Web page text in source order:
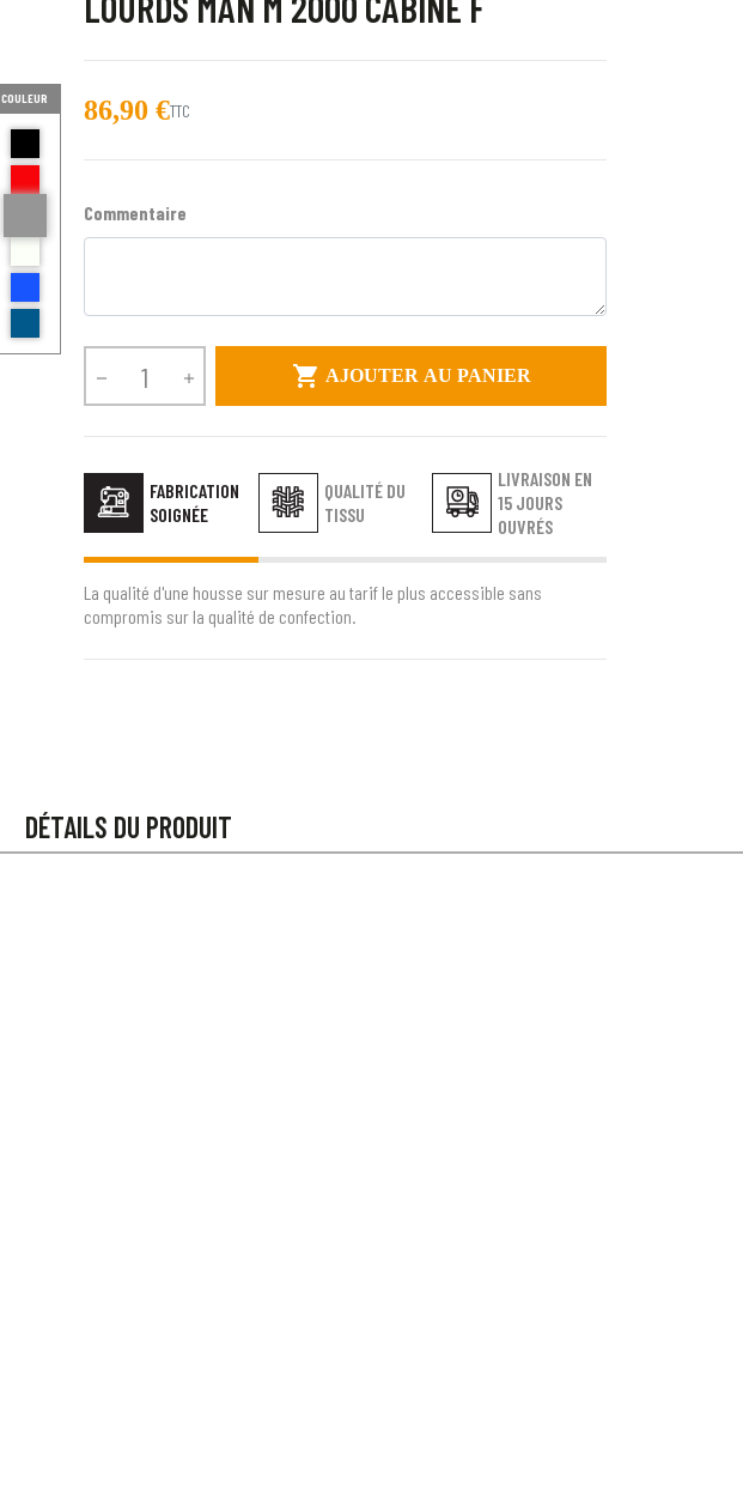
86,90 €TTC
COULEUR
noir
Rouge
gris Hotel
ecru et noir
BLEU AZZURO
BLEU
Commentaire
   AJOUTER AU PANIER
FABRICATION
SOIGNÉE
QUALITÉ DU
TISSU
LIVRAISON EN
15 JOURS
OUVRÉS
La qualité d'une housse sur mesure au tarif le plus accessible sans
compromis sur la qualité de confection.
DÉTAILS DU PRODUIT